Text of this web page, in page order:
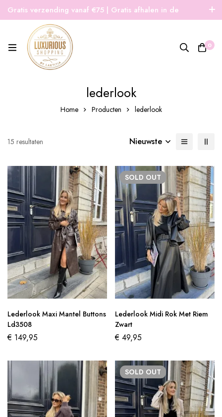
Gratis verzending vanaf €75 | Gratis afhalen in de
winkel | Snelle verzending
0
lederlook
Home Producten lederlook
15 resultaten Nieuwste
Lederlook Maxi Mantel Buttons
Ld3508
€ 149,95
SOLD OUT
Lederlook Midi Rok Met Riem
Zwart
€ 49,95
SOLD OUT